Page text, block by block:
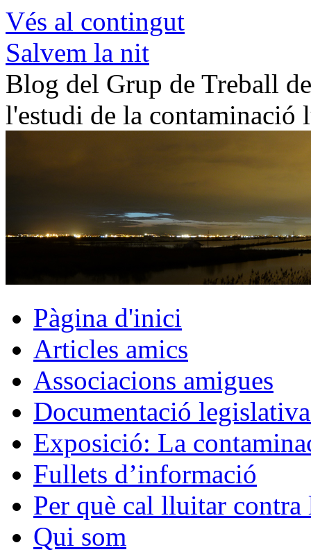
Vés al contingut
Salvem la nit
Blog del Grup de Treball
l'estudi de la contaminació
Pàgina d'inici
Articles amics
Associacions amigues
Documentació
Exposició: La
Fullets d’informació
Per què cal lluitar
Qui som